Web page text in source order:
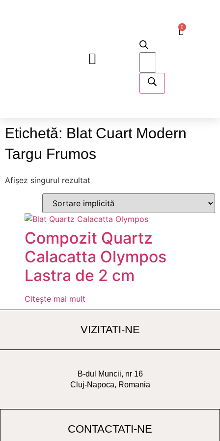
0
Etichetă: Blat Cuart Modern
Targu Frumos
Afișez singurul rezultat
Compozit Quartz
Calacatta Olympos
Lastra de 2 cm
Citește mai mult
VIZITATI-NE
B-dul Muncii, nr 16
Cluj-Napoca, Romania
CONTACTATI-NE